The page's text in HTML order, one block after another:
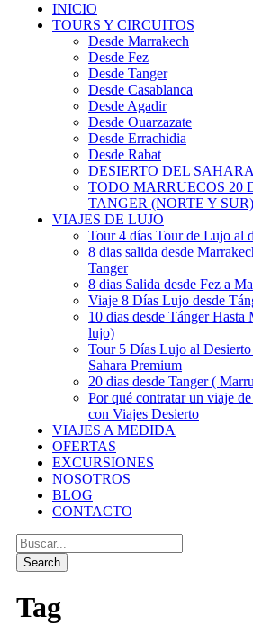
INICIO
TOURS Y CIRCUITOS
Desde Marrakech
Desde Fez
Desde Tanger
Desde Casablanca
Desde Agadir
Desde Ouarzazate
Desde Errachidia
Desde Rabat
DESIERTO DEL SAHARA
TODO MARRUECOS 20
TANGER (NORTE Y SUR)
VIAJES DE LUJO
Tour 4 días Tour de Lujo al
8 dias salida desde
Tanger
8 dias Salida desde Fez a
Viaje 8 Días Lujo desde
10 dias desde Tánger Hasta
lujo)
Tour 5 Días Lujo al
Sahara Premium
20 dias desde Tanger (
Por qué contratar un viaje
con Viajes Desierto
VIAJES A MEDIDA
OFERTAS
EXCURSIONES
NOSOTROS
BLOG
CONTACTO
Tag